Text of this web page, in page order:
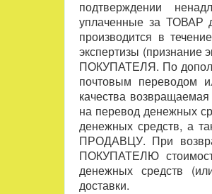
подтверждении
уплаченные за ТОВАР
производится в
экспертизы (признание
ПОКУПАТЕЛЯ. По
почтовым переводом
качества
на перевод денежных
денежных средств, а
ПРОДАВЦУ. При
ПОКУПАТЕЛЮ
денежных средств
доставки.